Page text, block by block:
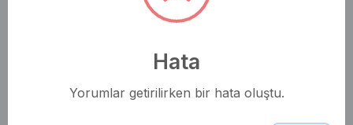
Havlular
Hata
Yorumlar getirilirken bir hata oluştu.